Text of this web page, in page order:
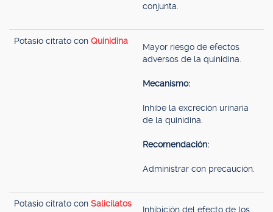
conjunta.
Potasio citrato con Quinidina
Mayor riesgo de efectos
adversos de la quinidina.
Mecanismo:
Inhibe la excreción urinaria
de la quinidina.
Recomendación:
Administrar con precaución.
Potasio citrato con Salicilatos
Inhibición del efecto de los